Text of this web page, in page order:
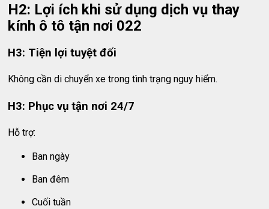
H2: Lợi ích khi sử dụng dịch vụ thay
kính ô tô tận nơi 022
H3: Tiện lợi tuyệt đối
Không cần di chuyển xe trong tình trạng nguy hiểm.
H3: Phục vụ tận nơi 24/7
Hỗ trợ:
Ban ngày
Ban đêm
Cuối tuần